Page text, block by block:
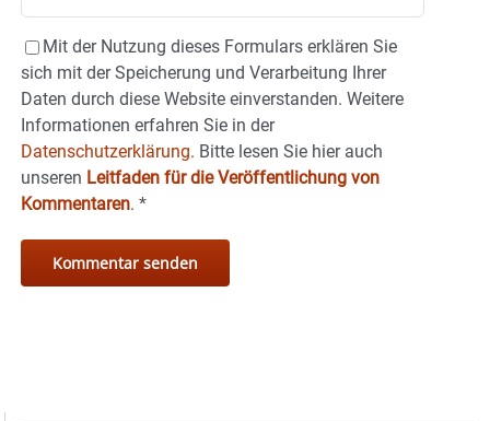
Mit der Nutzung dieses Formulars erklären Sie
sich mit der Speicherung und Verarbeitung Ihrer
Daten durch diese Website einverstanden. Weitere
Informationen erfahren Sie in der
Datenschutzerklärung. Bitte lesen Sie hier auch
unseren Leitfaden für die Veröffentlichung von
Kommentaren. *